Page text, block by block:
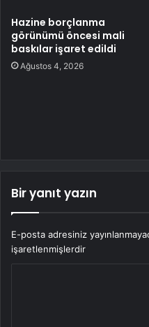
Hazine borçlanma
görünümü öncesi mali
baskılar işaret edildi
Ağustos 4, 2026
Bir yanıt yazın
E-posta adresiniz
işaretlenmişlerdir